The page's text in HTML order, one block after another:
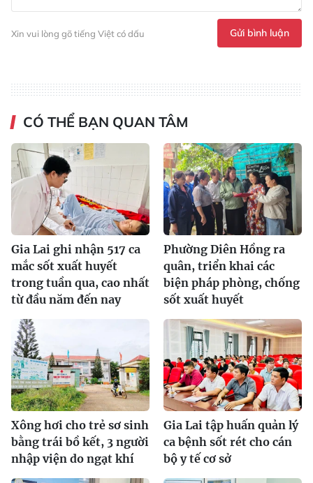
Xin vui lòng gõ tiếng Việt có dấu Gửi bình luận
CÓ THỂ BẠN QUAN TÂM
Gia Lai ghi nhận 517 ca
mắc sốt xuất huyết
trong tuần qua, cao nhất
từ đầu năm đến nay
Phường Diên Hồng ra
quân, triển khai các
biện pháp phòng, chống
sốt xuất huyết
Xông hơi cho trẻ sơ sinh
bằng trái bồ kết, 3 người
nhập viện do ngạt khí
Gia Lai tập huấn quản lý
ca bệnh sốt rét cho cán
bộ y tế cơ sở